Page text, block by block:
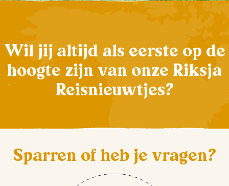
Wil jij altijd als eerste op de
hoogte zijn van onze Riksja
Reisnieuwtjes?
Sparren of heb je vragen?